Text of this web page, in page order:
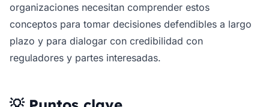
organizaciones necesitan comprender estos
conceptos para tomar decisiones defendibles a largo
plazo y para dialogar con credibilidad con
reguladores y partes interesadas.